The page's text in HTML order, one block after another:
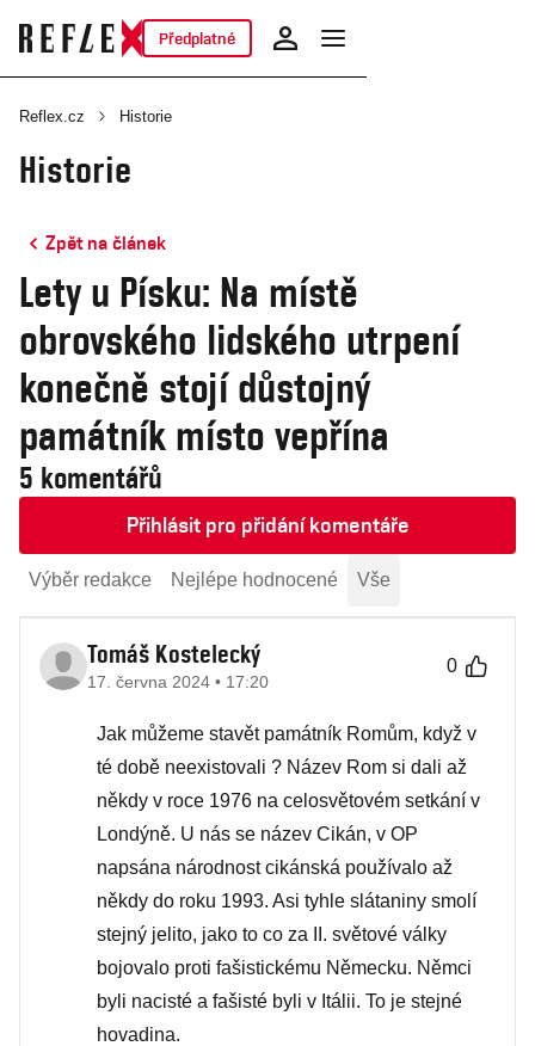
Předplatné
Reflex.cz Historie
Historie
Zpět na článek
Lety u Písku: Na místě
obrovského lidského utrpení
konečně stojí důstojný
památník místo vepřína
5 komentářů
Přihlásit pro přidání komentáře
Výběr redakce Nejlépe hodnocené Vše
Tomáš Kostelecký
17. června 2024 • 17:20
0
Jak můžeme stavět památník Romům, když v
té době neexistovali ? Název Rom si dali až
někdy v roce 1976 na celosvětovém setkání v
Londýně. U nás se název Cikán, v OP
napsána národnost cikánská používalo až
někdy do roku 1993. Asi tyhle slátaniny smolí
stejný jelito, jako to co za II. světové války
bojovalo proti fašistickému Německu. Němci
byli nacisté a fašisté byli v Itálii. To je stejné
hovadina.